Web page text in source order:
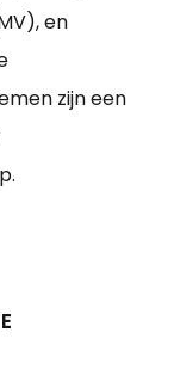
en
zijn een